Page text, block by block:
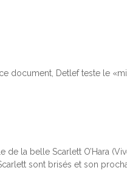
document, Detlef teste le
la belle Scarlett O’Hara
sont brisés et son